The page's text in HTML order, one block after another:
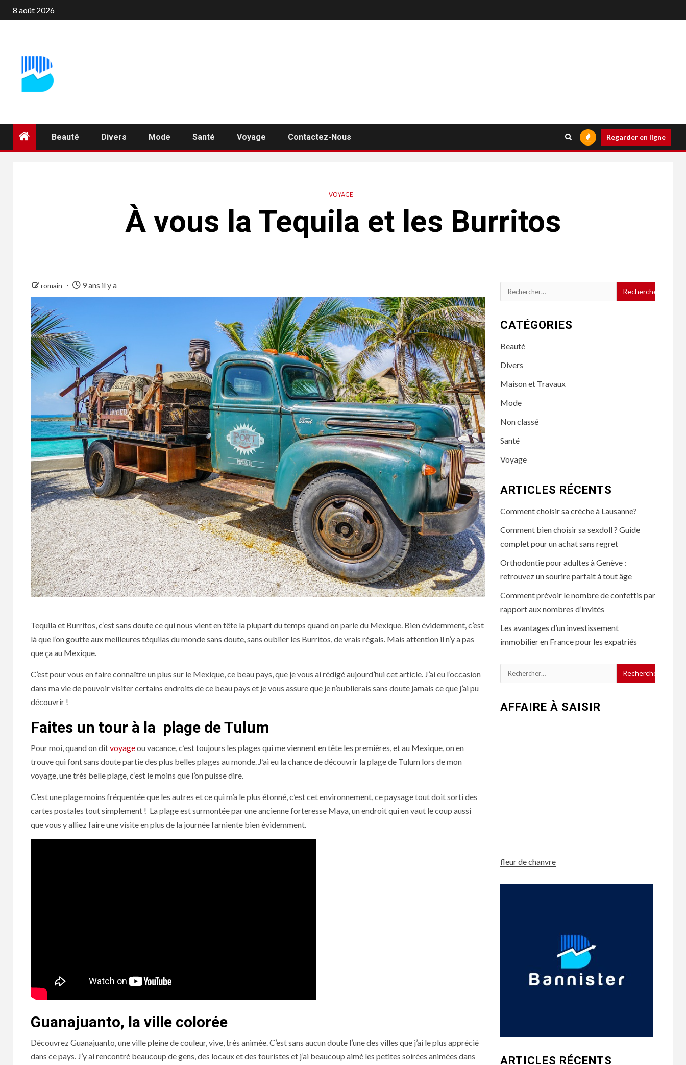
Aller
au
8 août 2026
Beauté Divers Mode Santé Voyage Contactez-Nous Regarder en ligne
VOYAGE
À vous la Tequila et les Burritos
romain 9 ans il y a
Tequila et Burritos, c’est sans doute ce qui nous vient en tête la plupart du temps quand on parle du Mexique. Bien évidemment, c’est
là que l’on goutte aux meilleures téquilas du monde sans doute, sans oublier les Burritos, de vrais régals. Mais attention il n’y a pas
que ça au Mexique.
C’est pour vous en faire connaître un plus sur le Mexique, ce beau pays, que je vous ai rédigé aujourd’hui cet article. J’ai eu l’occasion
dans ma vie de pouvoir visiter certains endroits de ce beau pays et je vous assure que je n’oublierais sans doute jamais ce que j’ai pu
découvrir !
Faites un tour à la plage de Tulum
Pour moi, quand on ditvoyageou vacance, c’est toujours les plages qui me viennent en tête les premières, et au Mexique, on en
trouve qui font sans doute partie des plus belles plages au monde. J’ai eu la chance de découvrir la plage de Tulum lors de mon
voyage, une très belle plage, c’est le moins que l’on puisse dire.
C’est une plage moins fréquentée que les autres et ce qui m’a le plus étonné, c’est cet environnement, ce paysage tout doit sorti des
cartes postales tout simplement ! La plage est surmontée par une ancienne forteresse Maya, un endroit qui en vaut le coup aussi
que vous y alliez faire une visite en plus de la journée farniente bien évidemment.
Guanajuanto, la ville colorée
Découvrez Guanajuanto, une ville pleine de couleur, vive, très animée. C’est sans aucun doute l’une des villes que j’ai le plus apprécié
dans ce pays. J’y ai rencontré beaucoup de gens, des locaux et des touristes et j’ai beaucoup aimé les petites soirées animées dans
Rechercher :
CATÉGORIES
Beauté
Divers
Maison et Travaux
Mode
Non classé
Santé
Voyage
ARTICLES RÉCENTS
Comment choisir sa crèche à Lausanne?
Comment bien choisir sa sexdoll ? Guide
complet pour un achat sans regret
Orthodontie pour adultes à Genève :
retrouvez un sourire parfait à tout âge
Comment prévoir le nombre de confettis par
rapport aux nombres d’invités
Les avantages d’un investissement
immobilier en France pour les expatriés
Rechercher :
AFFAIRE À SAISIR
fleur de chanvre
ARTICLES RÉCENTS